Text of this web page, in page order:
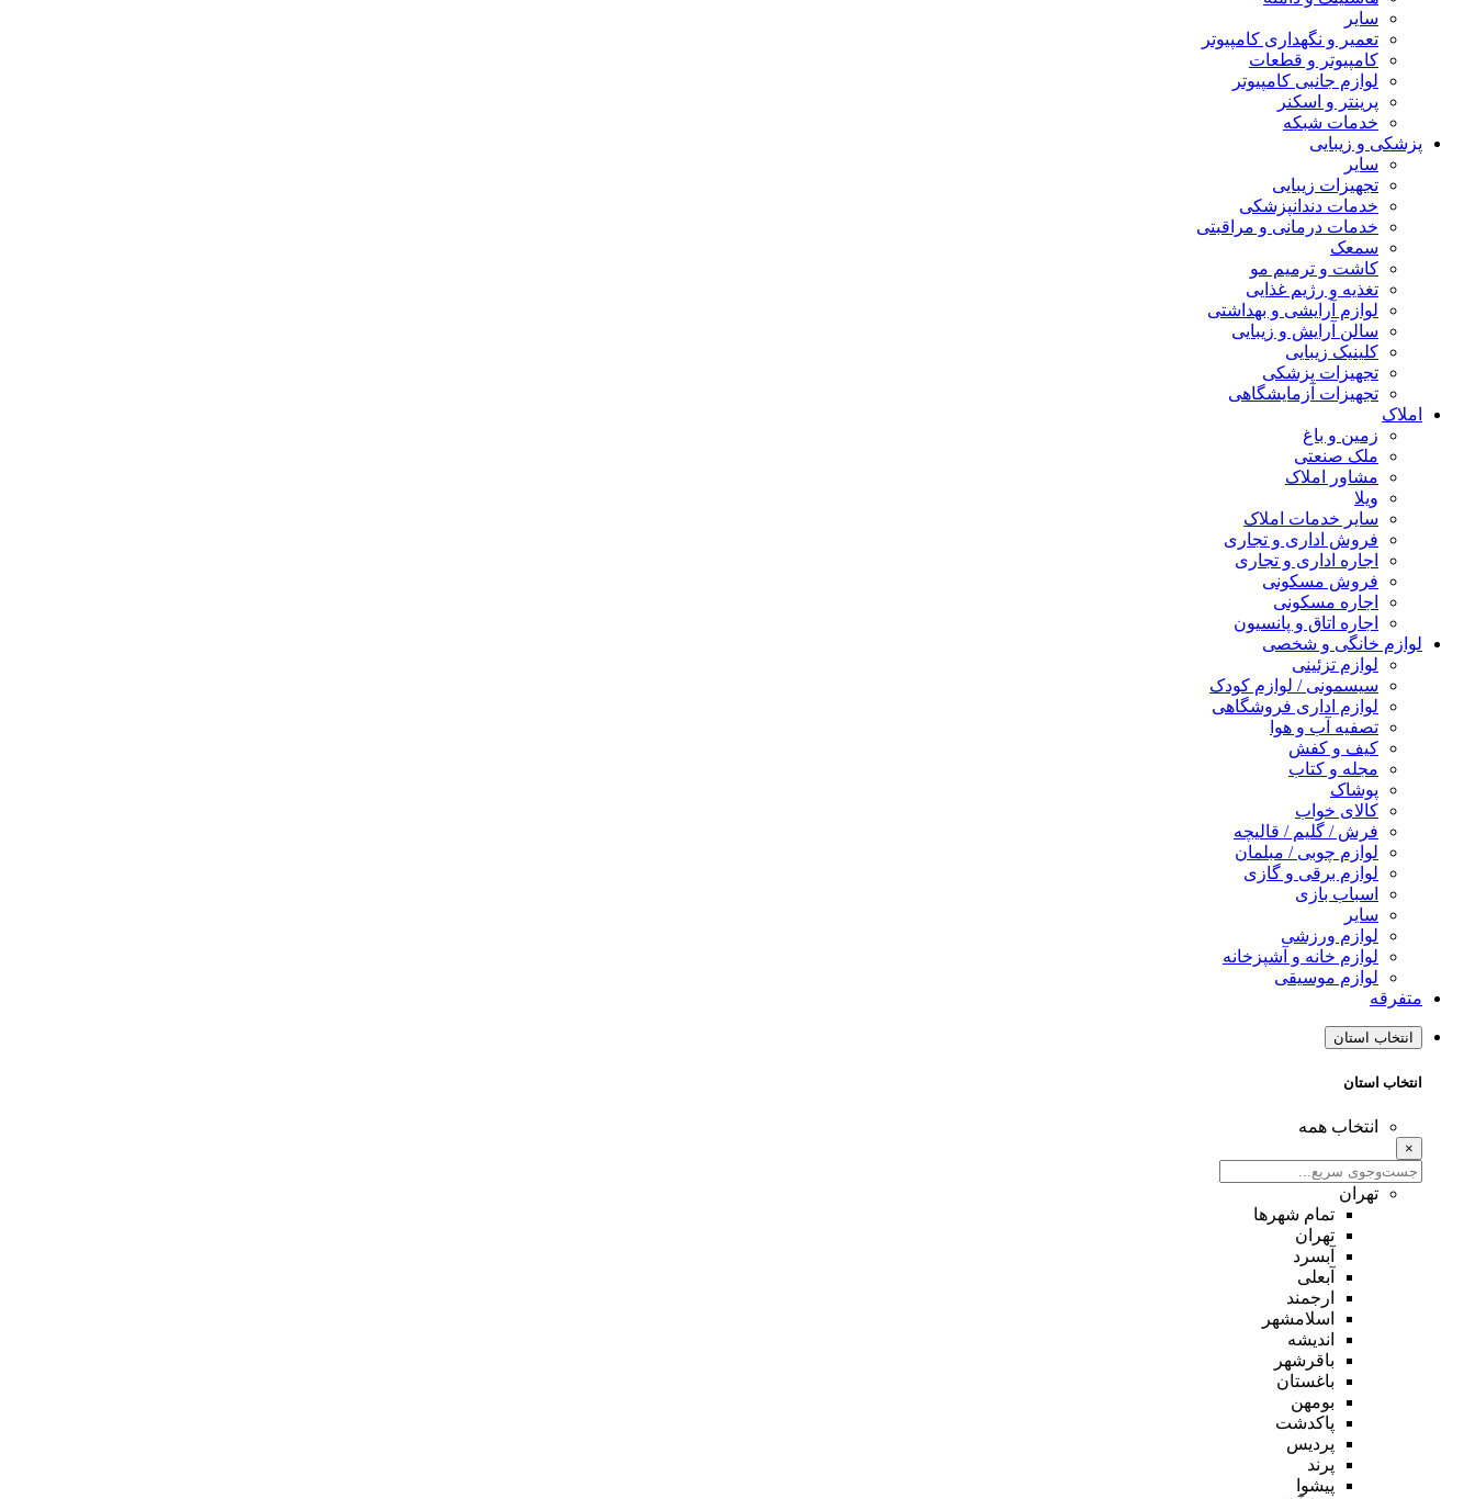
سایر
تعمیر و نگهداری کامپیوتر
کامپیوتر و قطعات
لوازم جانبی کامپیوتر
پرینتر و اسکنر
خدمات شبکه
پزشکی و زیبایی
سایر
تجهیزات زیبایی
خدمات دندانپزشکی
خدمات درمانی و مراقبتی
سمعک
کاشت و ترمیم مو
تغذیه و رژیم غذایی
لوازم آرایشی و بهداشتی
سالن آرایش و زیبایی
کلینیک زیبایی
تجهیزات پزشکی
تجهیزات آزمایشگاهی
املاک
زمین و باغ
ملک صنعتی
مشاور املاک
ویلا
سایر خدمات املاک
فروش اداری و تجاری
اجاره اداری و تجاری
فروش مسکونی
اجاره مسکونی
اجاره اتاق و پانسیون
لوازم خانگی و شخصی
لوازم تزئینی
سیسمونی / لوازم کودک
لوازم اداری فروشگاهی
تصفیه آب و هوا
کیف و کفش
مجله و کتاب
پوشاک
کالای خواب
فرش / گلیم / قالیچه
لوازم چوبی / مبلمان
لوازم برقی و گازی
اسباب بازی
سایر
لوازم ورزشی
لوازم خانه و آشپزخانه
لوازم موسیقی
متفرقه
انتخاب استان
انتخاب استان
انتخاب همه
×
تهران
تمام شهر‌ها
تهران
آبسرد
آبعلی
ارجمند
اسلامشهر
اندیشه
باقرشهر
باغستان
بومهن
پاکدشت
پردیس
پرند
پیشوا